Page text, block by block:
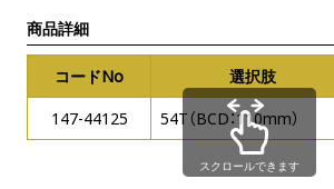
商品詳細
コードNo 選択肢
147-44125
54T（BCD：110mm）
スクロールできます